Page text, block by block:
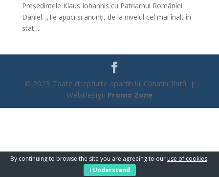
Președintele Klaus Iohannis cu Patriarhul României
Daniel. „Te apuci și anunți, de la nivelul cel mai înalt în
stat,...
© 2023 Toate drepturile aparțin lui Cosmin Țîntă |
WebDesign Promo Zone
By continuing to browse the site you are agreeing to our use of cookies.
I Understand